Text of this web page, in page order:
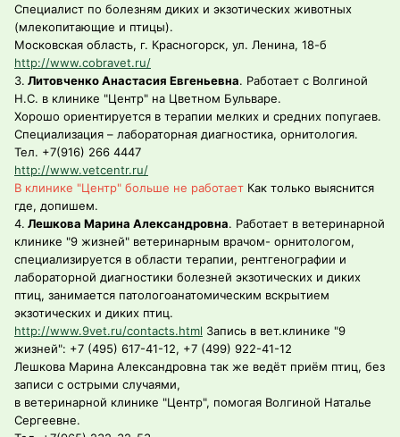
Специалист по болезням диких и экзотических животных
(млекопитающие и птицы).
Московская область, г. Красногорск, ул. Ленина, 18-б
http://www.cobravet.ru/
3. Литовченко Анастасия Евгеньевна. Работает с Волгиной
Н.С. в клинике "Центр" на Цветном Бульваре.
Хорошо ориентируется в терапии мелких и средних попугаев.
Специализация – лабораторная диагностика, орнитология.
Тел. +7(916) 266 4447
http://www.vetcentr.ru/
В клинике "Центр" больше не работает Как только выяснится
где, допишем.
4. Лешкова Марина Александровна. Работает в ветеринарной
клинике "9 жизней" ветеринарным врачом- орнитологом,
специализируется в области терапии, рентгенографии и
лабораторной диагностики болезней экзотических и диких
птиц, занимается патологоанатомическим вскрытием
экзотических и диких птиц.
http://www.9vet.ru/contacts.html Запись в вет.клинике "9
жизней": +7 (495) 617-41-12, +7 (499) 922-41-12
Лешкова Марина Александровна так же ведёт приём птиц, без
записи с острыми случаями,
в ветеринарной клинике "Центр", помогая Волгиной Наталье
Сергеевне.